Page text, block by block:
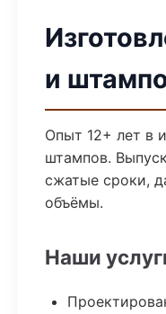
и
Опыт 12+ лет в
штампов.
сжатые сроки,
объёмы.
Наши